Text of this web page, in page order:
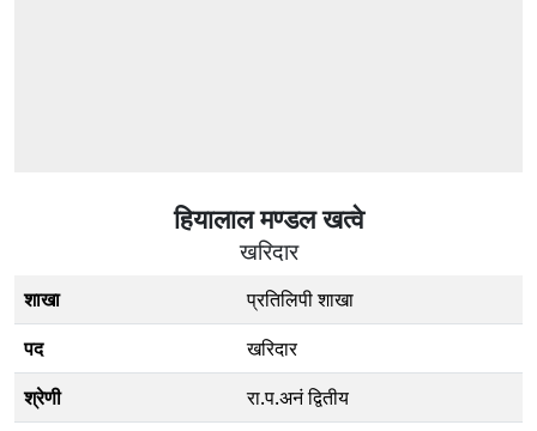
हियालाल मण्डल खत्वे
खरिदार
शाखा
प्रतिलिपी शाखा
पद
खरिदार
श्रेणी
रा.प.अनं द्वितीय